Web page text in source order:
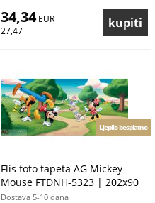
34,34 EUR
27,47
Flis foto tapeta AG Mickey
Mouse FTDNH-5323 | 202x90
cm
Ljepilo besplatno
Dostava 5-10 dana